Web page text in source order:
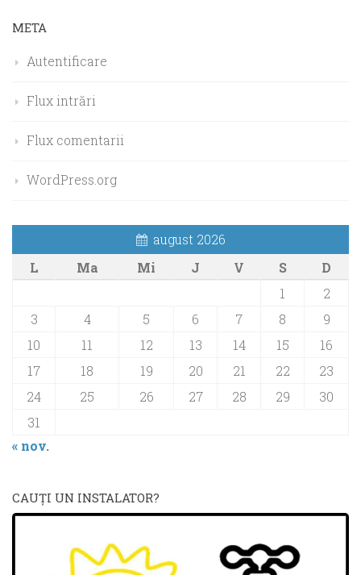
META
Autentificare
Flux intrări
Flux comentarii
WordPress.org
august 2026
L
Ma Mi J V S
D
1
2
3
4 5 6 7 8
9
10
11 12 13 14 15
16
17
18 19 20 21 22
23
24
25 26 27 28 29
30
31
« nov.
CAUŢI UN INSTALATOR?